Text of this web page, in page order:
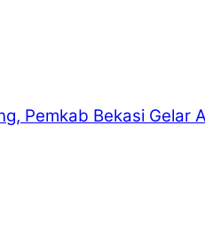
Pemkab Bekasi Gelar